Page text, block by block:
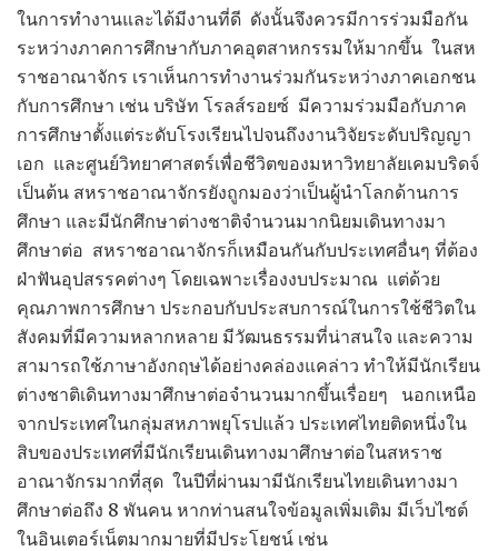
ในการทำงานและได้มีงานที่ดี ดังนั้นจึงควรมีการร่วมมือกัน
ระหว่างภาคการศึกษากับภาคอุตสาหกรรมให้มากขึ้น ในสห
ราชอาณาจักร เราเห็นการทำงานร่วมกันระหว่างภาคเอกชน
กับการศึกษา เช่น บริษัท โรลส์รอยซ์ มีความร่วมมือกับภาค
การศึกษาตั้งแต่ระดับโรงเรียนไปจนถึงงานวิจัยระดับปริญญา
เอก และศูนย์วิทยาศาสตร์เพื่อชีวิตของมหาวิทยาลัยเคมบริดจ์
เป็นต้น สหราชอาณาจักรยังถูกมองว่าเป็นผู้นำโลกด้านการ
ศึกษา และมีนักศึกษาต่างชาติจำนวนมากนิยมเดินทางมา
ศึกษาต่อ สหราชอาณาจักรก็เหมือนกันกับประเทศอื่นๆ ที่ต้อง
ฝ่าฟันอุปสรรคต่างๆ โดยเฉพาะเรื่องงบประมาณ แต่ด้วย
คุณภาพการศึกษา ประกอบกับประสบการณ์ในการใช้ชีวิตใน
สังคมที่มีความหลากหลาย มีวัฒนธรรมที่น่าสนใจ และความ
สามารถใช้ภาษาอังกฤษได้อย่างคล่องแคล่าว ทำให้มีนักเรียน
ต่างชาติเดินทางมาศึกษาต่อจำนวนมากขึ้นเรื่อยๆ นอกเหนือ
จากประเทศในกลุ่มสหภาพยุโรปแล้ว ประเทศไทยติดหนึ่งใน
สิบของประเทศที่มีนักเรียนเดินทางมาศึกษาต่อในสหราช
อาณาจักรมากที่สุด ในปีที่ผ่านมามีนักเรียนไทยเดินทางมา
ศึกษาต่อถึง 8 พันคน หากท่านสนใจข้อมูลเพิ่มเติม มีเว็บไซต์
ในอินเตอร์เน็ตมากมายที่มีประโยชน์ เช่น